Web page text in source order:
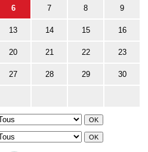
6 7 8 9
13 14 15 16
20 21 22 23
27 28 29 30